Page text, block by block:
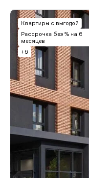
Квартиры с выгодой
Рассрочка без % на 6
месяцев
+6